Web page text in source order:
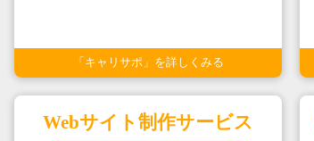
「キャリサポ」を詳しくみる
Webサイト制作サービス